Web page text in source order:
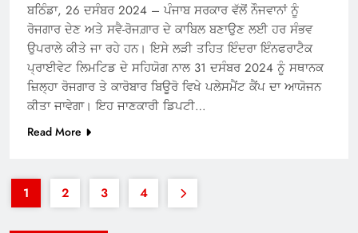
ਬਠਿੰਡਾ, 26 ਦਸੰਬਰ 2024 – ਪੰਜਾਬ ਸਰਕਾਰ ਵੱਲੋਂ ਨੌਜਵਾਨਾਂ ਨੂੰ
ਰੋਜਗਾਰ ਦੇਣ ਅਤੇ ਸਵੈ-ਰੋਜਗ਼ਾਰ ਦੇ ਕਾਬਿਲ ਬਣਾਉਣ ਲਈ ਹਰ ਸੰਭਵ
ਉਪਰਾਲੇ ਕੀਤੇ ਜਾ ਰਹੇ ਹਨ। ਇਸੇ ਲੜੀ ਤਹਿਤ ਇੰਦਰਾ ਇੰਨਫਰਾਟੈਕ
ਪ੍ਰਾਈਵੇਟ ਲਿਮਟਿਡ ਦੇ ਸਹਿਯੋਗ ਨਾਲ 31 ਦਸੰਬਰ 2024 ਨੂੰ ਸਥਾਨਕ
ਜ਼ਿਲ੍ਹਾ ਰੋਜਗਾਰ ਤੇ ਕਾਰੋਬਾਰ ਬਿਊਰੋ ਵਿਖੇ ਪਲੇਸਮੈਂਟ ਕੈਂਪ ਦਾ ਆਯੋਜਨ
ਕੀਤਾ ਜਾਵੇਗਾ। ਇਹ ਜਾਣਕਾਰੀ ਡਿਪਟੀ…
Read More
1 2 3 4